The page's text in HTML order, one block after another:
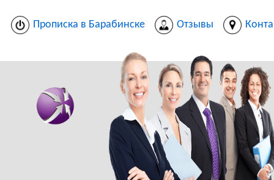
Прописка в Барабинске Отзывы